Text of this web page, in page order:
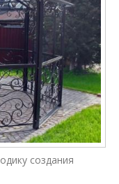
создания